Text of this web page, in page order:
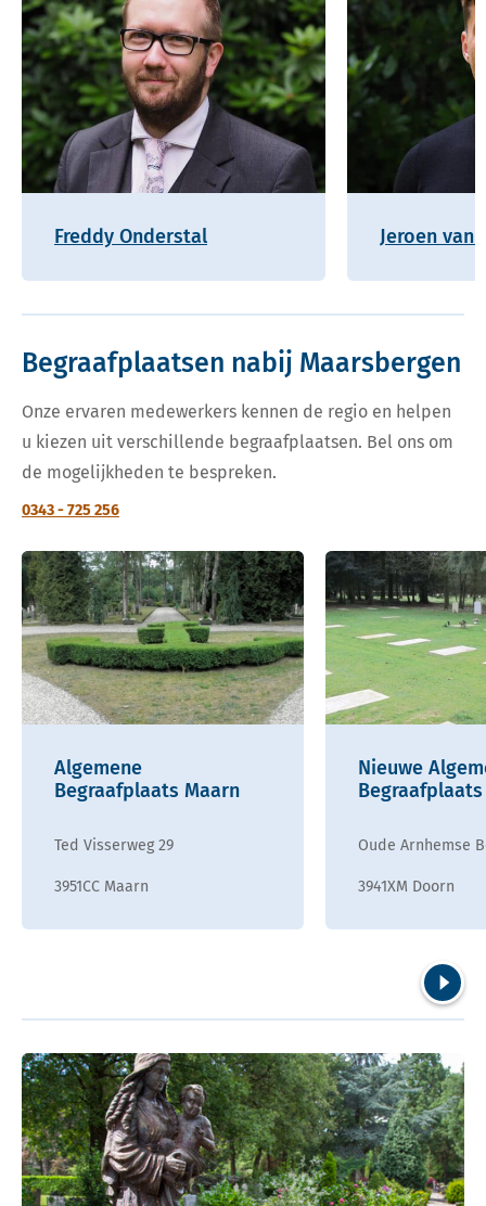
Freddy Onderstal Jeroen van
Begraafplaatsen nabij Maarsbergen
Onze ervaren medewerkers kennen de regio en helpen
u kiezen uit verschillende begraafplaatsen. Bel ons om
de mogelijkheden te bespreken.
0343 - 725 256
Algemene
Begraafplaats Maarn
Ted Visserweg 29
3951CC Maarn
Nieuwe
Oude Arnhemse
3941XM Doorn